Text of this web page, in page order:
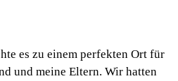
es zu einem perfekten Ort für
und meine Eltern. Wir hatten